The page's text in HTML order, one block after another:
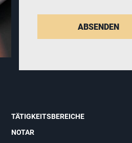
TÄTIGKEITSBEREICHE
NOTAR